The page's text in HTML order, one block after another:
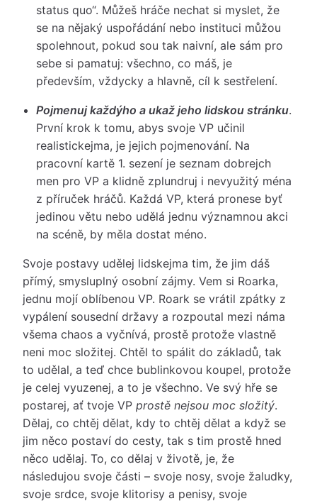
status quo“. Můžeš hráče nechat si myslet, že
se na nějaký uspořádání nebo instituci můžou
spolehnout, pokud sou tak naivní, ale sám pro
sebe si pamatuj: všechno, co máš, je
především, vždycky a hlavně, cíl k sestřelení.
Pojmenuj každýho a ukaž jeho lidskou stránku.
První krok k tomu, abys svoje VP učinil
realistickejma, je jejich pojmenování. Na
pracovní kartě 1. sezení je seznam dobrejch
men pro VP a klidně zplundruj i nevyužitý ména
z příruček hráčů. Každá VP, která pronese byť
jedinou větu nebo udělá jednu významnou akci
na scéně, by měla dostat méno.
Svoje postavy udělej lidskejma tim, že jim dáš
přímý, smysluplný osobní zájmy. Vem si Roarka,
jednu mojí oblíbenou VP. Roark se vrátil zpátky z
vypálení sousední državy a rozpoutal mezi náma
všema chaos a vyčnívá, prostě protože vlastně
neni moc složitej. Chtěl to spálit do základů, tak
to udělal, a teď chce bublinkovou koupel, protože
je celej vyuzenej, a to je všechno. Ve svý hře se
postarej, ať tvoje VP prostě nejsou moc složitý.
Dělaj, co chtěj dělat, kdy to chtěj dělat a když se
jim něco postaví do cesty, tak s tim prostě hned
něco udělaj. To, co dělaj v životě, je, že
následujou svoje části – svoje nosy, svoje žaludky,
svoje srdce, svoje klitorisy a penisy, svoje